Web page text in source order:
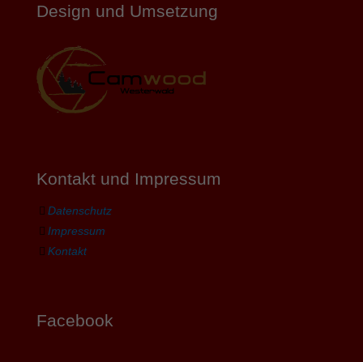
Design und Umsetzung
Kontakt und Impressum
Datenschutz
Impressum
Kontakt
Facebook